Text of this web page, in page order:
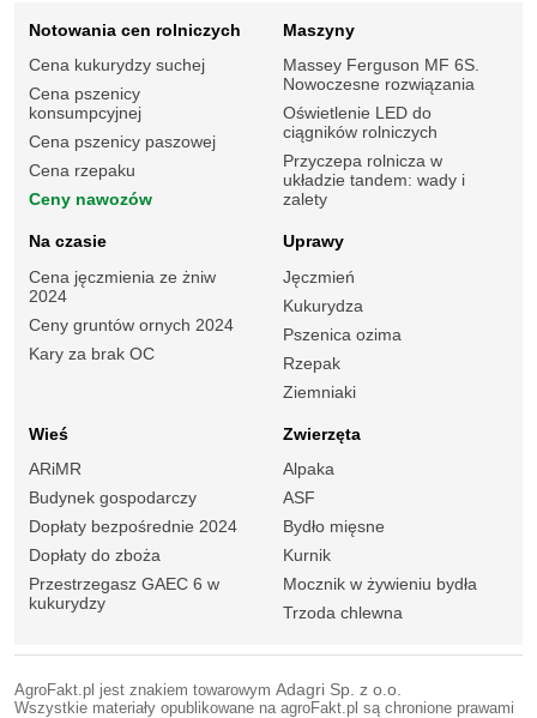
Notowania cen rolniczych
Cena kukurydzy suchej
Cena pszenicy
konsumpcyjnej
Cena pszenicy paszowej
Cena rzepaku
Ceny nawozów
Maszyny
Massey Ferguson MF 6S.
Nowoczesne rozwiązania
Oświetlenie LED do
ciągników rolniczych
Przyczepa rolnicza w
układzie tandem: wady i
zalety
Na czasie
Cena jęczmienia ze żniw
2024
Ceny gruntów ornych 2024
Kary za brak OC
Uprawy
Jęczmień
Kukurydza
Pszenica ozima
Rzepak
Ziemniaki
Wieś
ARiMR
Budynek gospodarczy
Dopłaty bezpośrednie 2024
Dopłaty do zboża
Przestrzegasz GAEC 6 w
kukurydzy
Zwierzęta
Alpaka
ASF
Bydło mięsne
Kurnik
Mocznik w żywieniu bydła
Trzoda chlewna
AgroFakt.pl jest znakiem towarowym Adagri Sp. z o.o.
Wszystkie materiały opublikowane na agroFakt.pl są chronione prawami